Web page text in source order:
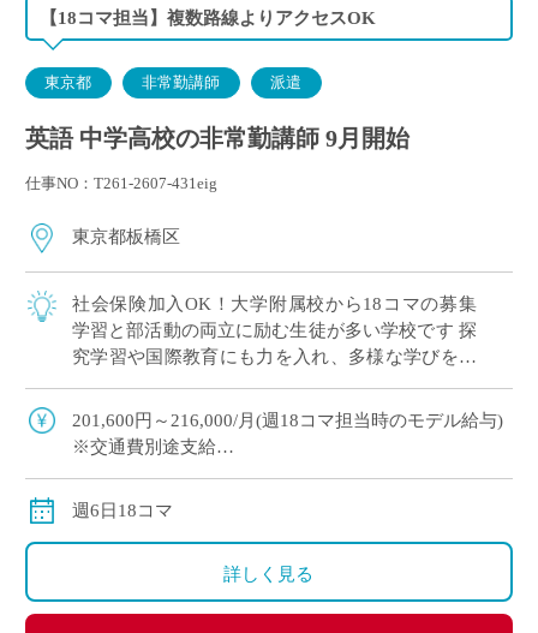
【18コマ担当】複数路線よりアクセスOK
東京都 非常勤講師 派遣
英語 中学高校の非常勤講師 9月開始
仕事NO：T261-2607-431eig
東京都板橋区
社会保険加入OK！大学附属校から18コマの募集
学習と部活動の両立に励む生徒が多い学校です 探
究学習や国際教育にも力を入れ、多様な学びを大
たい” &# […]
201,600円～216,000/月(週18コマ担当時のモデル給与)
※交通費別途支給
週6日18コマ
詳しく見る